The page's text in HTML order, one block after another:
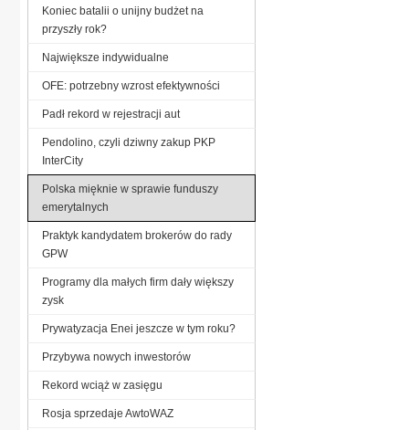
Koniec batalii o unijny budżet na
przyszły rok?
Największe indywidualne
OFE: potrzebny wzrost efektywności
Padł rekord w rejestracji aut
Pendolino, czyli dziwny zakup PKP
InterCity
Polska mięknie w sprawie funduszy
emerytalnych
Praktyk kandydatem brokerów do rady
GPW
Programy dla małych firm dały większy
zysk
Prywatyzacja Enei jeszcze w tym roku?
Przybywa nowych inwestorów
Rekord wciąż w zasięgu
Rosja sprzedaje AwtoWAZ